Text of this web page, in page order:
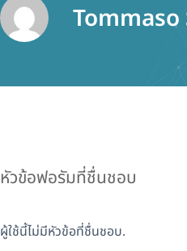
หัวข้อฟอรัมที่ชื่นชอบ
ผู้ใช้นี้ไม่มีหัวข้อที่ชื่นชอบ.